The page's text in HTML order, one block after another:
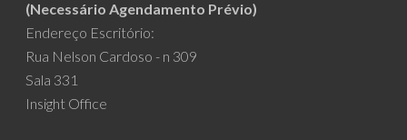
(Necessário Agendamento Prévio)
Endereço Escritório:
Rua Nelson Cardoso - n 309
Sala 331
Insight Office